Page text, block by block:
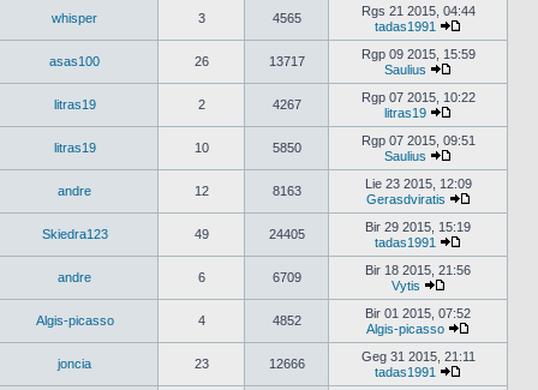
naujausius
pranešimus
whisper 3 4565
Rgs 21 2015, 04:44
tadas1991
Peržiūrėti
naujausius
asas100 26 13717
Rgp 09 2015, 15:59
Saulius
Peržiūrėti
naujausius
litras19 2 4267
Rgp 07 2015, 10:22
litras19
Peržiūrėti
naujausius
litras19 10 5850
Rgp 07 2015, 09:51
Saulius
Peržiūrėti
naujausius
pranešimus
andre 12 8163
Lie 23 2015, 12:09
Gerasdviratis
Peržiūrėti
naujausius
Skiedra123 49 24405
Bir 29 2015, 15:19
tadas1991
Peržiūrėti
naujausius
andre 6 6709
Bir 18 2015, 21:56
Vytis
Peržiūrėti
naujausius
pranešimus
Algis-picasso 4 4852
Bir 01 2015, 07:52
Algis-picasso
Peržiūrėti
naujausius
joncia 23 12666
Geg 31 2015, 21:11
tadas1991
Peržiūrėti